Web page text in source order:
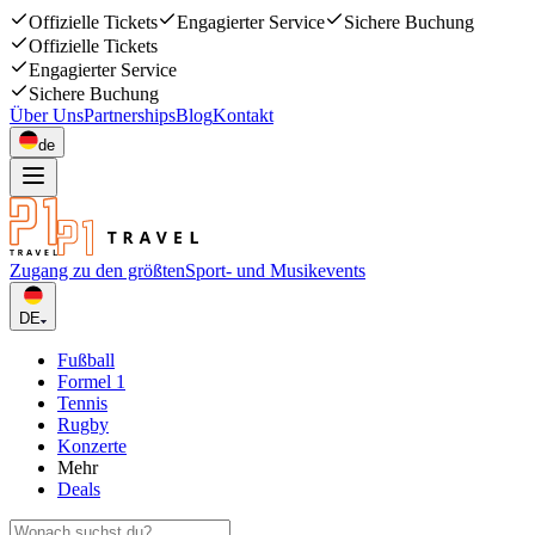
Offizielle Tickets Engagierter Service
Sichere Buchung
Offizielle Tickets
Engagierter Service
Sichere Buchung
Über UnsPartnershipsBlogKontakt
de
Zugang zu den größtenSport- und Musikevents
DE
Fußball
Formel 1
Tennis
Rugby
Konzerte
Mehr
Deals